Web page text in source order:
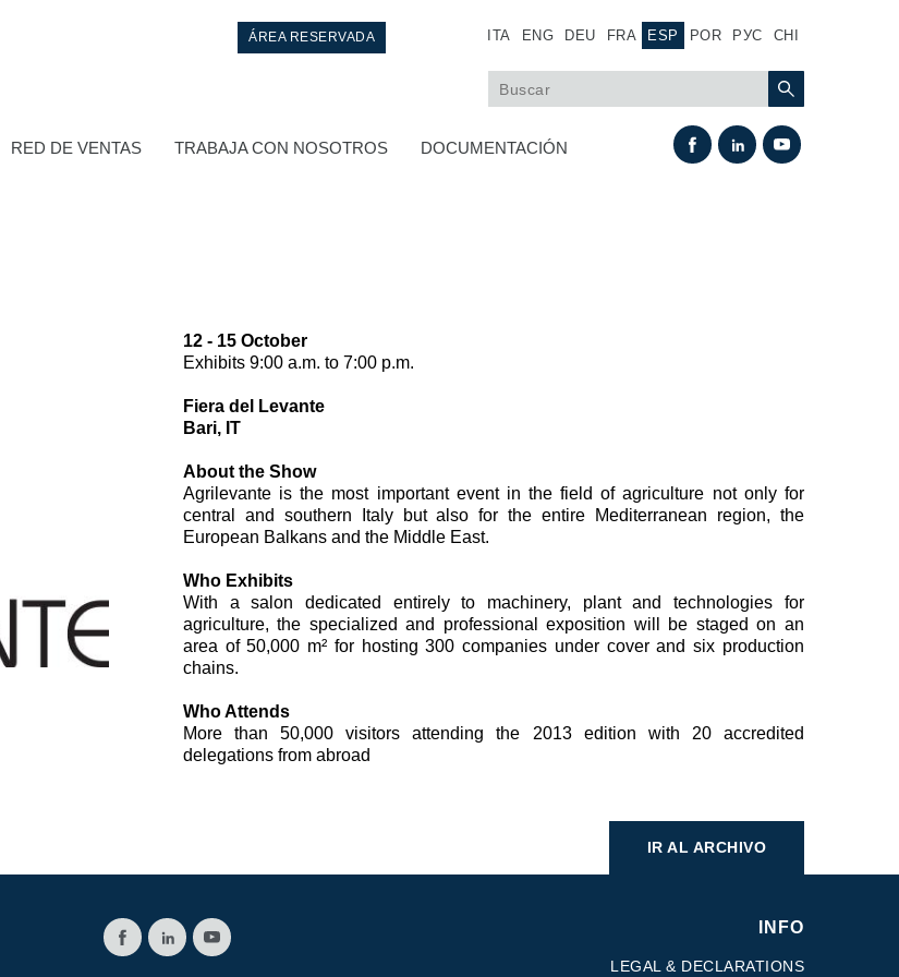
ITA ENG DEU FRA ESP POR РУС CHI
ÁREA RESERVADA
RED DE VENTAS TRABAJA CON NOSOTROS DOCUMENTACIÓN
Valvulas de control direccional
Componentes electrónicos para sistemas de control
12 - 15 October
Exhibits 9:00 a.m. to 7:00 p.m.
Fiera del Levante
Bari, IT
About the Show
Agrilevante is the most important event in the field of agriculture not only for
central and southern Italy but also for the entire Mediterranean region, the
European Balkans and the Middle East.
Who Exhibits
With a salon dedicated entirely to machinery, plant and technologies for
agriculture, the specialized and professional exposition will be staged on an
area of 50,000 m² for hosting 300 companies under cover and six production
chains.
Who Attends
More than 50,000 visitors attending the 2013 edition with 20 accredited
delegations from abroad
IR AL ARCHIVO
INFO
LEGAL & DECLARATIONS